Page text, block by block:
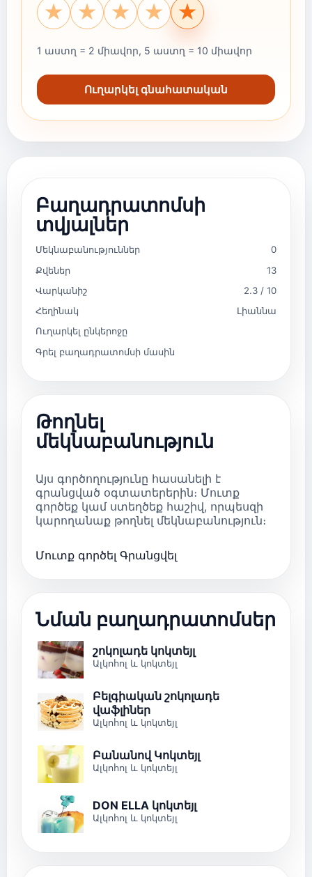
★
★
★
★
★
1 աստղ = 2 միավոր, 5 աստղ = 10 միավոր
Ուղարկել գնահատական
Բաղադրատոմսի
տվյալներ
Մեկնաբանություններ
0
Քվեներ
13
Վարկանիշ
2.3 / 10
Հեղինակ
Լիաննա
Ուղարկել ընկերոջը
Գրել բաղադրատոմսի մասին
Թողնել
մեկնաբանություն
Այս գործողությունը հասանելի է
գրանցված օգտատերերին։ Մուտք
գործեք կամ ստեղծեք հաշիվ, որպեսզի
կարողանաք թողնել մեկնաբանություն։
Մուտք գործել Գրանցվել
Նման բաղադրատոմսեր
շոկոլադե կոկտեյլ
Ալկոհոլ և կոկտեյլ
Բելգիական շոկոլադե
վաֆլիներ
Ալկոհոլ և կոկտեյլ
Բանանով Կոկտեյլ
Ալկոհոլ և կոկտեյլ
DON ELLA կոկտեյլ
Ալկոհոլ և կոկտեյլ